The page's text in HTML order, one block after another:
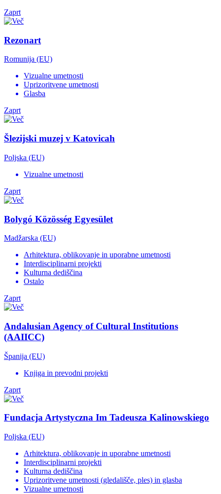
Zaprt
Rezonart
Romunija (EU)
Vizualne umetnosti
Uprizoritvene umetnosti
Glasba
Zaprt
Šlezijski muzej v Katovicah
Poljska (EU)
Vizualne umetnosti
Zaprt
Bolygó Közösség Egyesület
Madžarska (EU)
Arhitektura, oblikovanje in uporabne umetnosti
Interdisciplinarni projekti
Kulturna dediščina
Ostalo
Zaprt
Andalusian Agency of Cultural Institutions
(AAIICC)
Španija (EU)
Knjiga in prevodni projekti
Zaprt
Fundacja Artystyczna Im Tadeusza Kalinowskiego
Poljska (EU)
Arhitektura, oblikovanje in uporabne umetnosti
Interdisciplinarni projekti
Kulturna dediščina
Uprizoritvene umetnosti (gledališče, ples) in glasba
Vizualne umetnosti